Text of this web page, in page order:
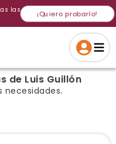
las
¡Quiero probarlo!
de Luis Guillón
necesidades.